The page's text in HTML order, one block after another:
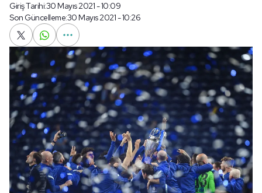
Giriş Tarihi:30 Mayıs 2021 - 10:09
Son Güncelleme:30 Mayıs 2021 - 10:26